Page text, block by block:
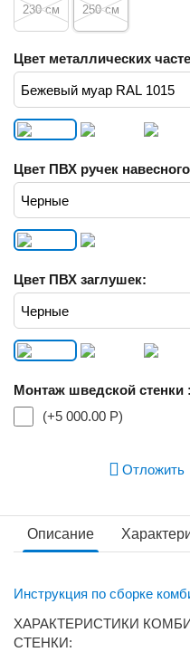
230 см 250 см
Цвет металлических
Цвет ПВХ ручек
Цвет ПВХ заглушек:
Монтаж шведской стенки :
(+5 000.00 Р)
Отложить
Описание
Инструкция по сборке
ХАРАКТЕРИСТИКИ
СТЕНКИ: